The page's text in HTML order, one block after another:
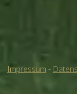
Impressum -